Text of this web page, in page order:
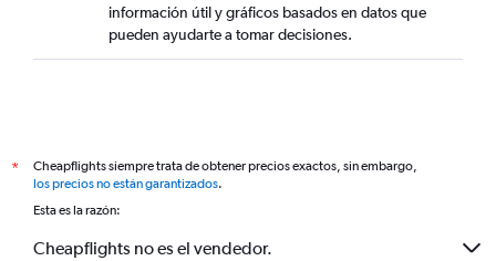
información útil y gráficos basados en datos que
pueden ayudarte a tomar decisiones.
*
Cheapflights siempre trata de obtener precios exactos, sin embargo,
los precios no están garantizados.
Esta es la razón:
Cheapflights no es el vendedor.